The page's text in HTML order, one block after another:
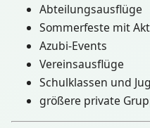
Abteilungsausflüge
Sommerfeste mit
Azubi-Events
Vereinsausflüge
Schulklassen und
größere private